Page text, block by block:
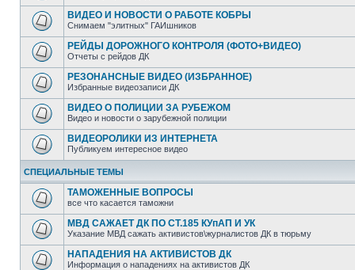
ВИДЕО И НОВОСТИ О РАБОТЕ КОБРЫ
Снимаем "элитных" ГАИшников
РЕЙДЫ ДОРОЖНОГО КОНТРОЛЯ (ФОТО+ВИДЕО)
Отчеты с рейдов ДК
РЕЗОНАНСНЫЕ ВИДЕО (ИЗБРАННОЕ)
Избранные видеозаписи ДК
ВИДЕО О ПОЛИЦИИ ЗА РУБЕЖОМ
Видео и новости о зарубежной полиции
ВИДЕОРОЛИКИ ИЗ ИНТЕРНЕТА
Публикуем интересное видео
СПЕЦИАЛЬНЫЕ ТЕМЫ
ТАМОЖЕННЫЕ ВОПРОСЫ
все что касается таможни
МВД САЖАЕТ ДК ПО СТ.185 КУпАП И УК
Указание МВД сажать активистов\журналистов ДК в тюрьму
НАПАДЕНИЯ НА АКТИВИСТОВ ДК
Информация о нападениях на активистов ДК